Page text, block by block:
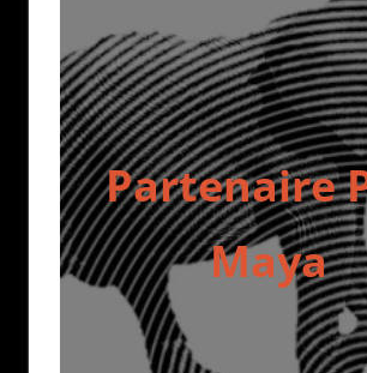
Partenaire
Maya